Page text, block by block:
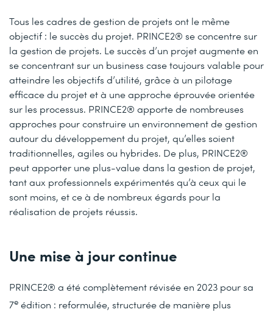
Tous les cadres de gestion de projets ont le même
objectif : le succès du projet. PRINCE2® se concentre sur
la gestion de projets. Le succès d’un projet augmente en
se concentrant sur un business case toujours valable pour
atteindre les objectifs d’utilité, grâce à un pilotage
efficace du projet et à une approche éprouvée orientée
sur les processus. PRINCE2® apporte de nombreuses
approches pour construire un environnement de gestion
autour du développement du projet, qu’elles soient
traditionnelles, agiles ou hybrides. De plus, PRINCE2®
peut apporter une plus-value dans la gestion de projet,
tant aux professionnels expérimentés qu’à ceux qui le
sont moins, et ce à de nombreux égards pour la
réalisation de projets réussis.
Une mise à jour continue
PRINCE2® a été complètement révisée en 2023 pour sa
7e édition : reformulée, structurée de manière plus